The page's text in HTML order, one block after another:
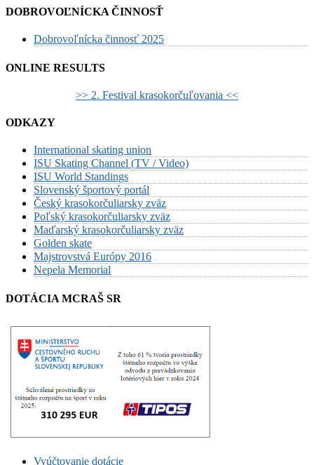
DOBROVOĽNÍCKA ČINNOSŤ
Dobrovoľnícka činnosť 2025
ONLINE RESULTS
>> 2. Festival krasokorčuľovania <<
ODKAZY
International skating union
ISU Skating Channel (TV / Video)
ISU World Standings
Slovenský športový portál
Český krasokorčuliarsky zväz
Poľský krasokorčuliarsky zväz
Maďarský krasokorčuliarsky zväz
Golden skate
Majstrovstvá Európy 2016
Nepela Memorial
DOTÁCIA MCRAŠ SR
Vyúčtovanie dotácie